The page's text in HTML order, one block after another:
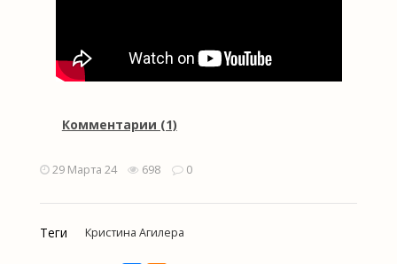
Комментарии (1)
29 Марта 24 698 0
Теги Кристина Агилера